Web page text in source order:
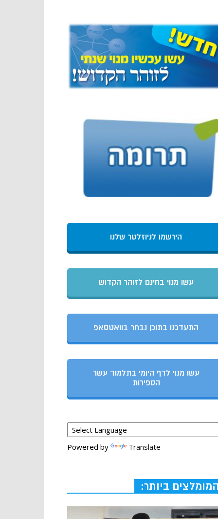
הירשמו לניוזלטר שלנו
עשו מנוי בחינם לזוהר הקדוש
התעדכנו בתוכן נבחר בוואטסאפ
עשו מנוי לדף היומי בתלמוד עשר
הספירות
Powered by Translate
המומלצים ביותר: